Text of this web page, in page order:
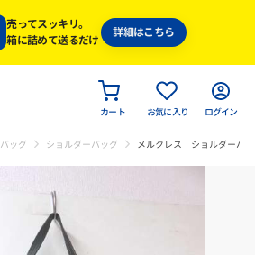
売ってスッキリ。
箱に詰めて送るだけ
詳細はこちら
カート お気に入り ログイン
バッグ ショルダーバッグ メルクレス ショルダーバ